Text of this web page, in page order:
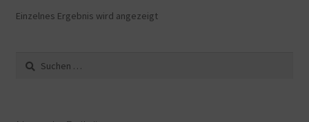
Einzelnes Ergebnis wird angezeigt
Suche
nach: